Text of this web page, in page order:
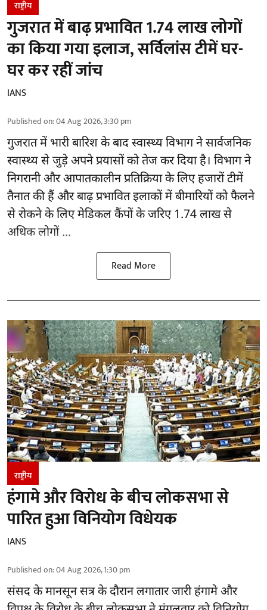
राष्ट्रीय
गुजरात में बाढ़ प्रभावित 1.74 लाख लोगों
का किया गया इलाज, सर्विलांस टीमें घर-
घर कर रहीं जांच
IANS
Published on:04 Aug 2026, 3:30 pm
गुजरातमें भारी बारिश के बाद स्वास्थ्य विभाग ने सार्वजनिक
स्वास्थ्य से जुड़े अपने प्रयासों को तेज कर दिया है। विभाग ने
निगरानी और आपातकालीन प्रतिक्रिया के लिए हजारों टीमें
तैनात की हैं और बाढ़ प्रभावित इलाकों में बीमारियों को फैलने
से रोकने के लिए मेडिकल कैंपों के जरिए 1.74 लाख से
अधिक लोगों ...
Read More
राष्ट्रीय
हंगामे और विरोध के बीच लोकसभा से
पारित हुआ विनियोग विधेयक
IANS
Published on:04 Aug 2026, 1:30 pm
संसद के मानसून सत्र के दौरान लगातार जारी हंगामे और